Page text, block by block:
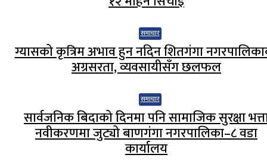
समाचार
ग्यासको कृत्रिम अभाव हुन नदिन शितगंगा
अग्रसरता, व्यवसायीसँग छलफल
समाचार
सार्वजनिक बिदाको दिनमा पनि सामाजिक सुरक्षा
नवीकरणमा जुट्यो बाणगंगा नगरपालिका–८ वडा
कार्यालय